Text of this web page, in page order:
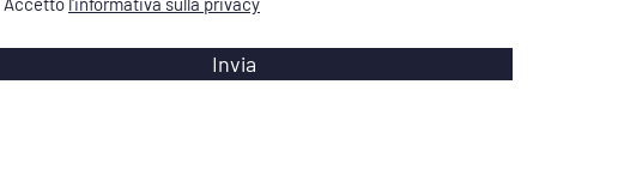
Invia